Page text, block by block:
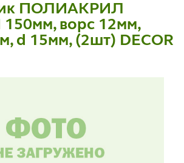
ПОЛИАКРИЛ
ворс 12мм,
d 15мм, (2шт) DECOR